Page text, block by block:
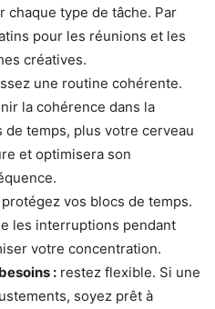
chaque type de tâche. Par
pour les réunions et les
créatives.
une routine cohérente.
la cohérence dans la
temps, plus votre cerveau
et optimisera son
protégez vos blocs de temps.
les interruptions pendant
votre concentration.
: restez flexible. Si une
soyez prêt à